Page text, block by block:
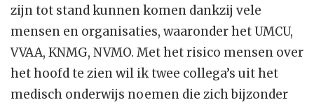
zijn tot stand kunnen komen dankzij vele
mensen en organisaties, waaronder het UMCU,
VVAA, KNMG, NVMO. Met het risico mensen over
het hoofd te zien wil ik twee collega’s uit het
medisch onderwijs noemen die zich bijzonder